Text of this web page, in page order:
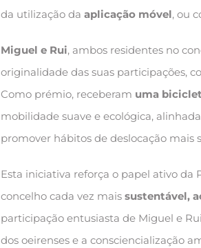
da utilização da aplicação móvel, ou
Miguel e Rui, ambos residentes no
originalidade das suas participações,
Como prémio, receberam uma
mobilidade suave e ecológica,
promover hábitos de deslocação mais
Esta iniciativa reforça o papel ativo da
concelho cada vez mais sustentável,
participação entusiasta de Miguel e
dos oeirenses e a consciencialização